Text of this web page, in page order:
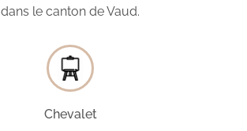
dans le canton de Vaud.
Chevalet